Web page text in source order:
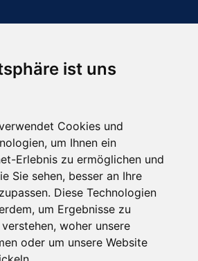
ist uns
Cookies und
um Ihnen ein
Erlebnis zu ermöglichen und
Sie sehen, besser an Ihre
Diese Technologien
um Ergebnisse zu
woher unsere
oder um unsere Website
auch
unseren Newsletter